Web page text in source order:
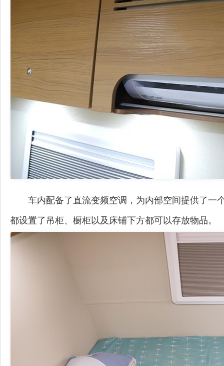
车内配备了直流变频空调，为内部空间提供了一
都设置了吊柜、橱柜以及床铺下方都可以存放物品。